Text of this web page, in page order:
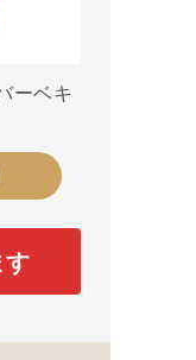
ーベキ
す